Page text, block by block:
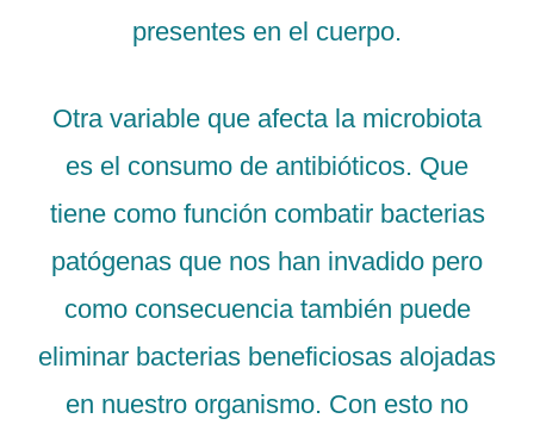
presentes en el cuerpo.
Otra variable que afecta la microbiota
es el consumo de antibióticos. Que
tiene como función combatir bacterias
patógenas que nos han invadido pero
como consecuencia también puede
eliminar bacterias beneficiosas alojadas
en nuestro organismo. Con esto no